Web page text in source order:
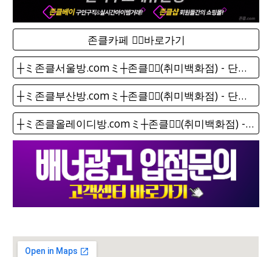
존클카페 ❤️‍🔥바로가기
┼ミ존클서울방.comミ┼존클❤️‍🔥(취미백화점) - 단톡방
┼ミ존클부산방.comミ┼존클❤️‍🔥(취미백화점) - 단톡방
┼ミ존클올레이디방.comミ┼존클❤️‍🔥(취미백화점) - 단톡방